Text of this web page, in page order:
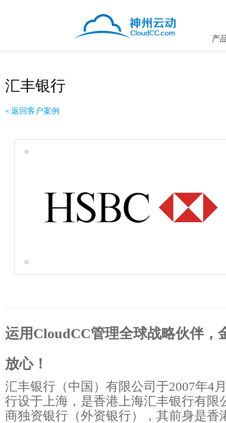
产
汇丰银行
« 返回客户案例
运用CloudCC管理全球战略伙伴，
放心！
汇丰银行（中国）有限公司于2007年4
行设于上海，是香港上海汇丰银行有限
商独资银行（外资银行），其前身是香